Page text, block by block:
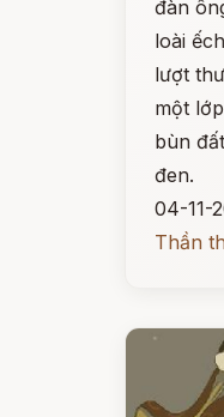
đàn
loài
lượt
một
bùn
đen.
04-11-
Thần